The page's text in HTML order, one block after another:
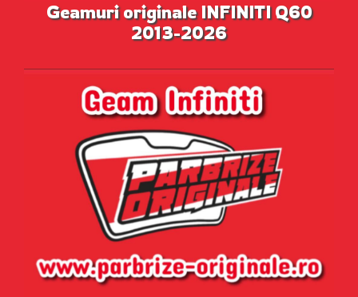
Geamuri originale INFINITI Q60
2013-2026